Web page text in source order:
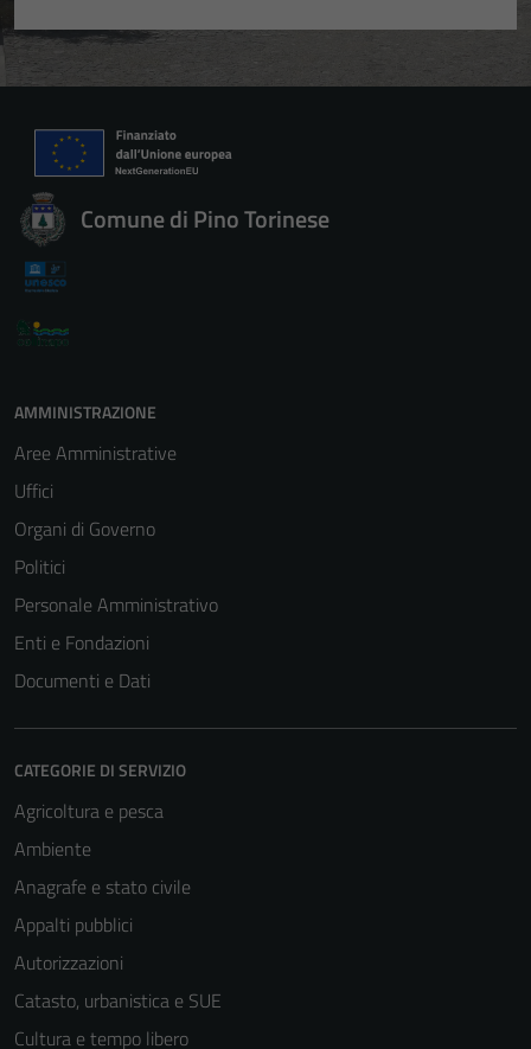
Comune di Pino Torinese
AMMINISTRAZIONE
Aree Amministrative
Uffici
Organi di Governo
Politici
Personale Amministrativo
Enti e Fondazioni
Documenti e Dati
CATEGORIE DI SERVIZIO
Agricoltura e pesca
Ambiente
Anagrafe e stato civile
Appalti pubblici
Autorizzazioni
Catasto, urbanistica e SUE
Cultura e tempo libero